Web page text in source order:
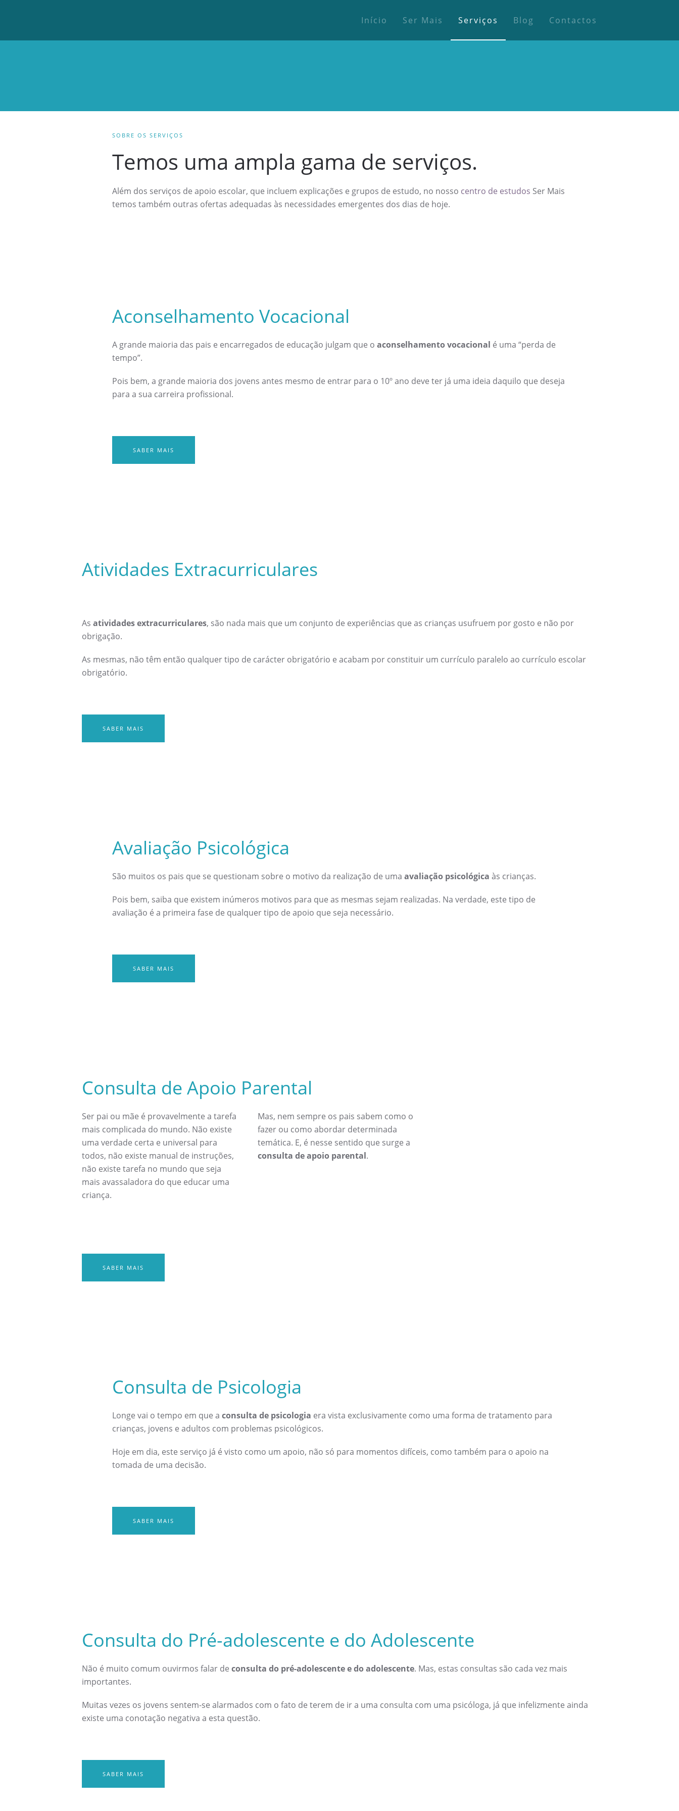
Início Ser Mais Serviços Blog Contactos
SOBRE OS SERVIÇOS
Temos uma ampla gama de serviços.
Além dos serviços de apoio escolar, que incluem explicações e grupos de estudo, no nosso centro de estudos Ser Mais
temos também outras ofertas adequadas às necessidades emergentes dos dias de hoje.
Aconselhamento Vocacional
A grande maioria das pais e encarregados de educação julgam que o aconselhamento vocacional é uma “perda de
tempo”.
Pois bem, a grande maioria dos jovens antes mesmo de entrar para o 10º ano deve ter já uma ideia daquilo que deseja
para a sua carreira profissional.
SABER MAIS
Atividades Extracurriculares
As atividades extracurriculares, são nada mais que um conjunto de experiências que as crianças usufruem por gosto e não por
obrigação.
As mesmas, não têm então qualquer tipo de carácter obrigatório e acabam por constituir um currículo paralelo ao currículo escolar
obrigatório.
SABER MAIS
Avaliação Psicológica
São muitos os pais que se questionam sobre o motivo da realização de uma avaliação psicológica às crianças.
Pois bem, saiba que existem inúmeros motivos para que as mesmas sejam realizadas. Na verdade, este tipo de
avaliação é a primeira fase de qualquer tipo de apoio que seja necessário.
SABER MAIS
Consulta de Apoio Parental
Ser pai ou mãe é provavelmente a tarefa
mais complicada do mundo. Não existe
uma verdade certa e universal para
todos, não existe manual de instruções,
não existe tarefa no mundo que seja
mais avassaladora do que educar uma
criança.
Mas, nem sempre os pais sabem como o
fazer ou como abordar determinada
temática. E, é nesse sentido que surge a
consulta de apoio parental.
SABER MAIS
Consulta de Psicologia
Longe vai o tempo em que a consulta de psicologia era vista exclusivamente como uma forma de tratamento para
crianças, jovens e adultos com problemas psicológicos.
Hoje em dia, este serviço já é visto como um apoio, não só para momentos difíceis, como também para o apoio na
tomada de uma decisão.
SABER MAIS
Consulta do Pré-adolescente e do Adolescente
Não é muito comum ouvirmos falar de consulta do pré-adolescente e do adolescente. Mas, estas consultas são cada vez mais
importantes.
Muitas vezes os jovens sentem-se alarmados com o fato de terem de ir a uma consulta com uma psicóloga, já que infelizmente ainda
existe uma conotação negativa a esta questão.
SABER MAIS